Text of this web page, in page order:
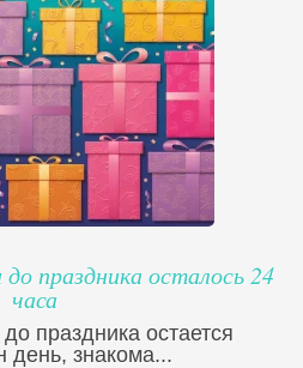
праздника осталось 24
часа
праздника остается
день, знакома...